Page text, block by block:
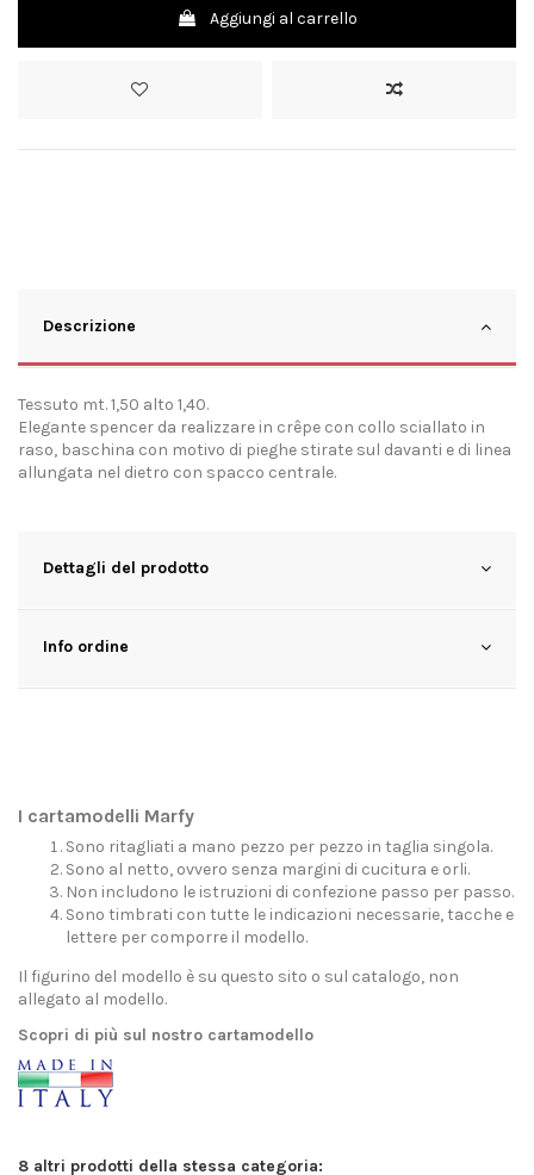
Aggiungi al carrello
Descrizione
Tessuto mt. 1,50 alto 1,40.
Elegante spencer da realizzare in crêpe con collo sciallato in
raso, baschina con motivo di pieghe stirate sul davanti e di linea
allungata nel dietro con spacco centrale.
Dettagli del prodotto
Info ordine
I cartamodelli Marfy
Sono ritagliati a mano pezzo per pezzo in taglia singola.
Sono al netto, ovvero senza margini di cucitura e orli.
Non includono le istruzioni di confezione passo per passo.
Sono timbrati con tutte le indicazioni necessarie, tacche e
lettere per comporre il modello.
Il figurino del modello è su questo sito o sul catalogo, non
allegato al modello.
Scopri di più sul nostro cartamodello
8 altri prodotti della stessa categoria: